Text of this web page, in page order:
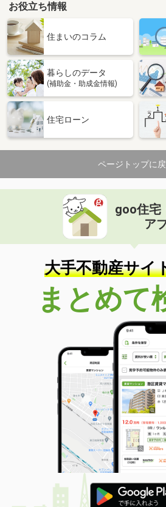
お役立ち情報
住まいのコラム
暮らしのデータ
(補助金・助成金情報)
住宅ローン
ページトップに
goo住宅
ア
大手不動産サイ
まとめて